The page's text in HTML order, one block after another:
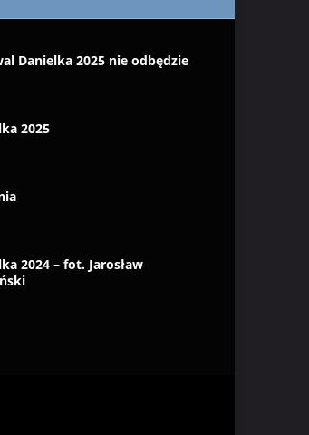
Danielka 2025 nie odbędzie
2025
2024 – fot. Jarosław